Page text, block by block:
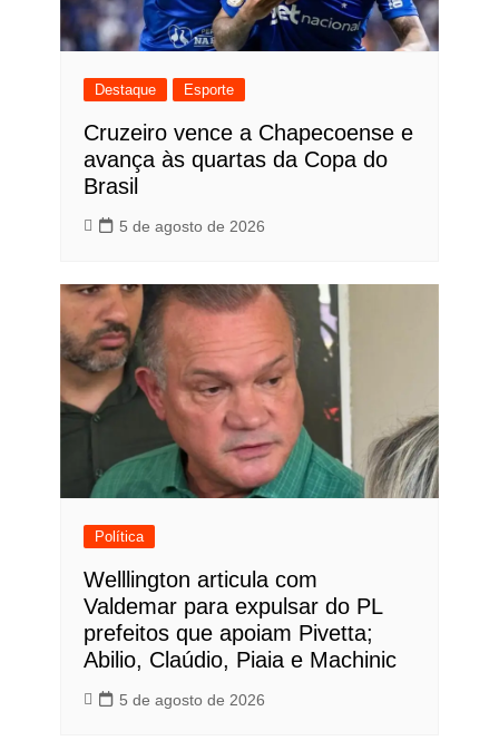
Destaque Esporte
Cruzeiro vence a Chapecoense e
avança às quartas da Copa do
Brasil
5 de agosto de 2026
Política
Welllington articula com
Valdemar para expulsar do PL
prefeitos que apoiam Pivetta;
Abilio, Claúdio, Piaia e Machinic
5 de agosto de 2026